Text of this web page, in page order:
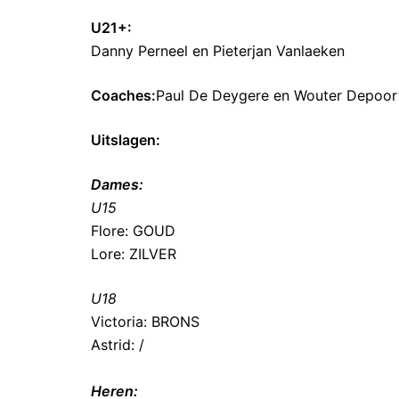
U21+:
Danny Perneel en Pieterjan Vanlaeken
Coaches:Paul De Deygere en Wouter
Uitslagen:
Dames:
U15
Flore: GOUD
Lore: ZILVER
U18
Victoria: BRONS
Astrid: /
Heren: